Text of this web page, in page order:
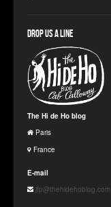
Drop us a line
The Hi de Ho blog
Paris
France
E-mail
jfp@thehidehoblog.com